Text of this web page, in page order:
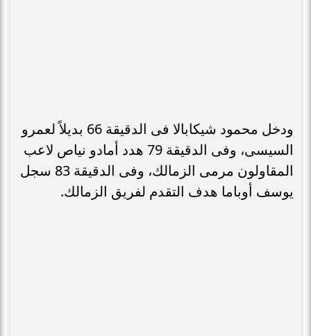
ودخل محمود شيكابالا فى الدقيقة 66 بديلاً لعمرو
السيسى، وفى الدقيقة 79 هدد أمادو نياص لاعب
المقاولون مرمى الزمالك، وفى الدقيقة 83 سجل
يوسف أوباما هدف التقدم لفريق الزمالك.